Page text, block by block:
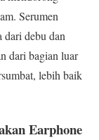
Serumen
debu dan
dari bagian luar
lebih baik
Earphone